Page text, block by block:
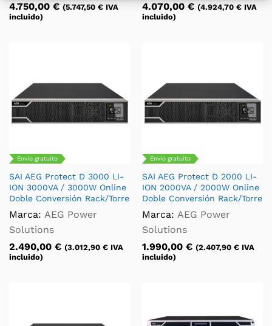
4.750,00 € (5.747,50 € IVA
incluido)
4.070,00 € (4.924,70 € IVA
incluido)
Envío gratuito
SAI AEG Protect D 3000 LI-
ION 3000VA / 3000W Online
Doble Conversión Rack/Torre
Marca: AEG Power
Solutions
2.490,00 € (3.012,90 € IVA
incluido)
Envío gratuito
SAI AEG Protect D 2000 LI-
ION 2000VA / 2000W Online
Doble Conversión Rack/Torre
Marca: AEG Power
Solutions
1.990,00 € (2.407,90 € IVA
incluido)